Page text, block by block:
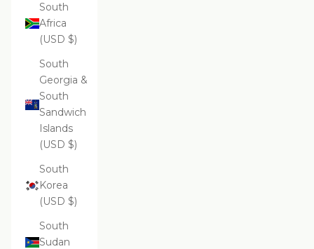
South
Africa
(USD $)
South
Georgia &
South
Sandwich
Islands
(USD $)
South
Korea
(USD $)
South
Sudan